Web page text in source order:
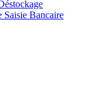
Saisie Bancaire